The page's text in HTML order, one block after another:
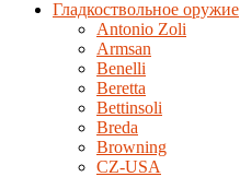
Гладкоствольное оружие
Antonio Zoli
Armsan
Benelli
Beretta
Bettinsoli
Breda
Browning
CZ-USA